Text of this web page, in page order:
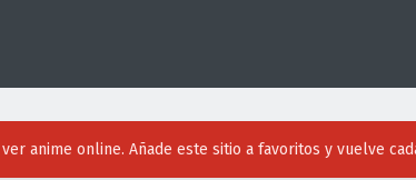
anime online. Añade este sitio a favoritos y vuelve